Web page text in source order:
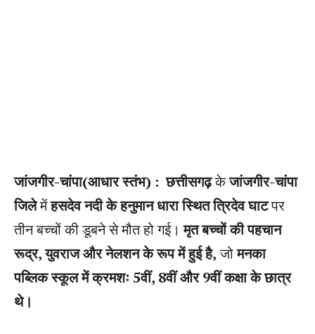
जांजगीर-चांपा(आधार स्तंभ) : छत्तीसगढ़केजांजगीर-चांपा
जिलेमेंहसदेव नदी के हनुमान धारा स्थित त्रिदेव घाटपर
तीन बच्चों की डूबने से मौत हो गई।मृत बच्चों की पहचान
रूद्र, युवराज और नेलशन के रूप में हुई है,जोमनका
पब्लिक स्कूल में क्रमशः 5वीं, 8वीं और 9वीं कक्षा के छात्र
थे।